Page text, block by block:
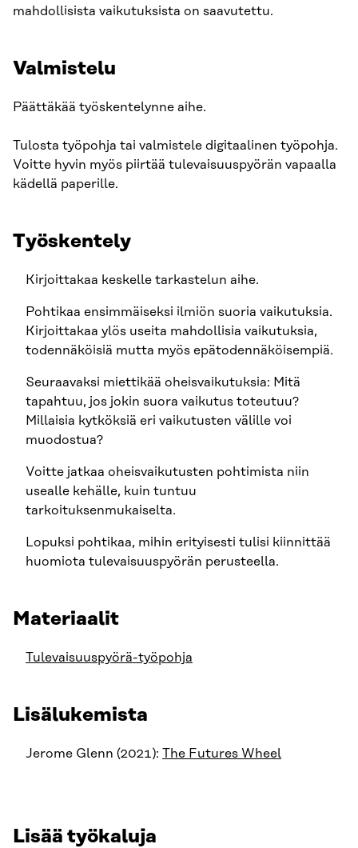
mahdollisista vaikutuksista on saavutettu.
Valmistelu
Päättäkää työskentelynne aihe.
Tulosta työpohja tai valmistele digitaalinen työpohja.
Voitte hyvin myös piirtää tulevaisuuspyörän vapaalla
kädellä paperille.
Työskentely
Kirjoittakaa keskelle tarkastelun aihe.
Pohtikaa ensimmäiseksi ilmiön suoria vaikutuksia.
Kirjoittakaa ylös useita mahdollisia vaikutuksia,
todennäköisiä mutta myös epätodennäköisempiä.
Seuraavaksi miettikää oheisvaikutuksia: Mitä
tapahtuu, jos jokin suora vaikutus toteutuu?
Millaisia kytköksiä eri vaikutusten välille voi
muodostua?
Voitte jatkaa oheisvaikutusten pohtimista niin
usealle kehälle, kuin tuntuu
tarkoituksenmukaiselta.
Lopuksi pohtikaa, mihin erityisesti tulisi kiinnittää
huomiota tulevaisuuspyörän perusteella.
Materiaalit
Tulevaisuuspyörä-työpohja
Lisälukemista
Jerome Glenn (2021): The Futures Wheel
Lisää työkaluja